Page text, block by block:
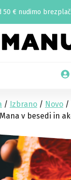
50 € nudimo
/ Izbrano / Novo /
v besedi in